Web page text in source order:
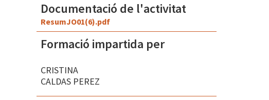
Documentació de l'activitat
ResumJO01(6).pdf
Formació impartida per
CRISTINA
CALDAS PEREZ